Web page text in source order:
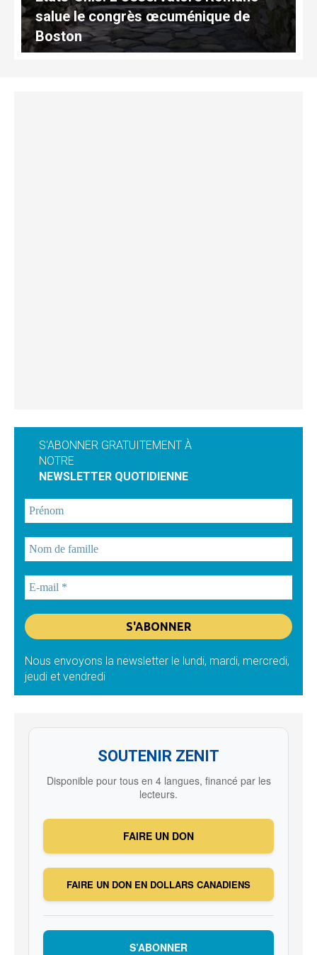
salue le congrès œcuménique de
Boston
S'ABONNER GRATUITEMENT À
NOTRE
NEWSLETTER QUOTIDIENNE
Nous envoyons la newsletter le lundi, mardi, mercredi,
jeudi et vendredi
SOUTENIR ZENIT
Disponible pour tous en 4 langues, financé par les
lecteurs.
FAIRE UN DON
FAIRE UN DON EN DOLLARS CANADIENS
S’ABONNER